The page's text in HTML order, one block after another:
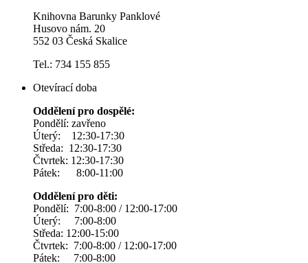
Knihovna Barunky Panklové
Husovo nám. 20
552 03 Česká Skalice
Tel.: 734 155 855
Otevírací doba
Oddělení pro dospělé:
Pondělí: zavřeno
Úterý: 12:30-17:30
Středa: 12:30-17:30
Čtvrtek: 12:30-17:30
Pátek: 8:00-11:00
Oddělení pro děti:
Pondělí: 7:00-8:00 / 12:00-17:00
Úterý: 7:00-8:00
Středa: 12:00-15:00
Čtvrtek: 7:00-8:00 / 12:00-17:00
Pátek: 7:00-8:00